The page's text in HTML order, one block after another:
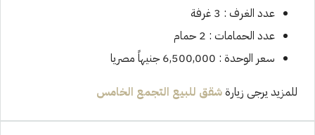
عدد الغرف : 3 غرفة
عدد الحمامات : 2 حمام
سعر الوحدة : 6,500,000 جنيهاً مصريا
للمزيد يرجى زيارةشقق للبيع التجمع الخامس